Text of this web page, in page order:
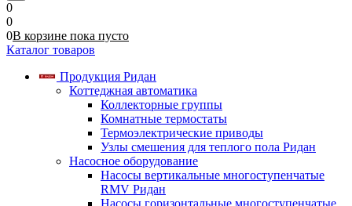
0
0
0В корзине пока пусто
Каталог товаров
Продукция Ридан
Коттеджная автоматика
Коллекторные группы
Комнатные термостаты
Термоэлектрические приводы
Узлы смешения для теплого пола Ридан
Насосное оборудование
Насосы вертикальные многоступенчатые
RMV Ридан
Насосы горизонтальные многоступенчатые